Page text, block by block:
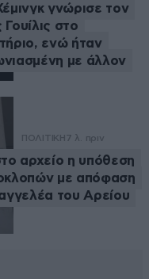
γνώρισε τον
στο
ενώ ήταν
με άλλον
ΠΟΛΙΤΙΚΗ7 λ. πριν
αρχείο η υπόθεση
με απόφαση
του Αρείου